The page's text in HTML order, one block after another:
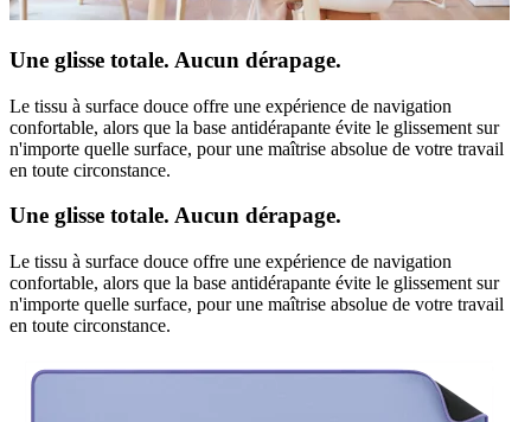
Une glisse totale. Aucun dérapage.
Le tissu à surface douce offre une expérience de navigation
confortable, alors que la base antidérapante évite le glissement sur
n'importe quelle surface, pour une maîtrise absolue de votre travail
en toute circonstance.
Une glisse totale. Aucun dérapage.
Le tissu à surface douce offre une expérience de navigation
confortable, alors que la base antidérapante évite le glissement sur
n'importe quelle surface, pour une maîtrise absolue de votre travail
en toute circonstance.